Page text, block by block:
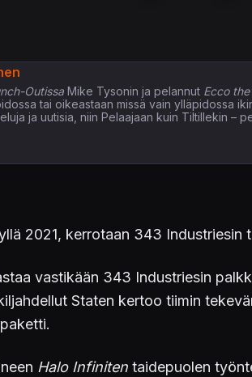
Outissa Mike Tysonin ja pelannut Ecco
tai oikeastaan missä vain ylläpidossa
ja uutisia, niin Pelaajaan kuin Tiltillekin –
2021, kerrotaan 343 Industriesin
vastikään 343 Industriesin
Staten kertoo tiimin
Halo Infiniten taidepuolen